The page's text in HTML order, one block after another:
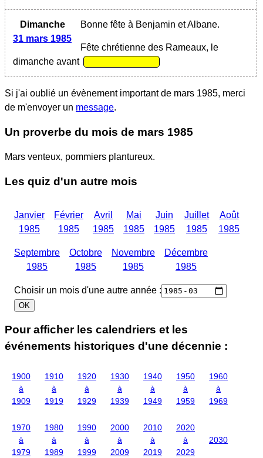
Dimanche
31 mars 1985
Bonne fête à Benjamin et Albane.
Fête chrétienne des Rameaux, le
dimanche avant
Si j'ai oublié un évènement importantde mars 1985, merci
de m'envoyer un message.
Un proverbe du mois de mars 1985
Mars venteux, pommiers plantureux.
Les quiz d'un autre mois
Janvier
1985
Février
1985
Avril
1985
Mai
1985
Juin
1985
Juillet
1985
Août
1985
Septembre
1985
Octobre
1985
Novembre
1985
Décembre
1985
Choisir un mois d'une autre année :
Pour afficher les calendriers et les
événements historiques d'une décennie :
1900
à
1909
1910
à
1919
1920
à
1929
1930
à
1939
1940
à
1949
1950
à
1959
1960
à
1969
1970
à
1979
1980
à
1989
1990
à
1999
2000
à
2009
2010
à
2019
2020
à
2029
2030